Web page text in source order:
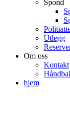
Spond
Utlegg
Om oss
Kontakt
hjem